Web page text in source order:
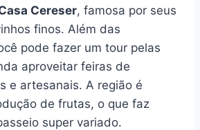
Cereser, famosa por seus
finos. Além das
pode fazer um tour pelas
aproveitar feiras de
e artesanais. A região é
de frutas, o que faz
super variado.